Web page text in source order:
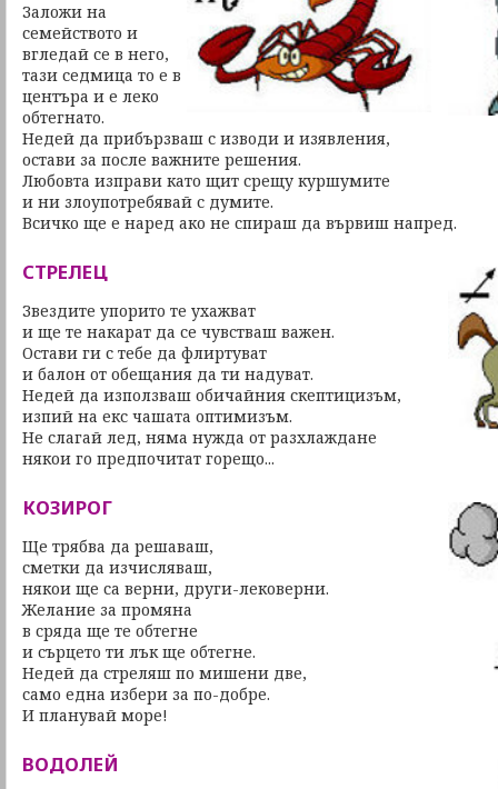
Заложи на
семейството и
вгледай се в него,
тази седмица то е в
центъра и е леко
обтегнато.
Недей да прибързваш с изводи и изявления,
остави за после важните решения.
Любовта изправи като щит срещу куршумите
и ни злоупотребявай с думите.
Всичко ще е наред ако не спираш да вървиш напред.
СТРЕЛЕЦ
Звездите упорито те ухажват
и ще те накарат да се чувстваш важен.
Остави ги с тебе да флиртуват
и балон от обещания да ти надуват.
Недей да използваш обичайния скептицизъм,
изпий на екс чашата оптимизъм.
Не слагай лед, няма нужда от разхлаждане
някои го предпочитат горещо...
КОЗИРОГ
Ще трябва да решаваш,
сметки да изчисляваш,
някои ще са верни, други-лековерни.
Желание за промяна
в сряда ще те обтегне
и сърцето ти лък ще обтегне.
Недей да стреляш по мишени две,
само една избери за по-добре.
И планувай море!
ВОДОЛЕЙ